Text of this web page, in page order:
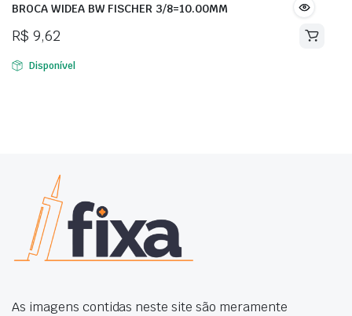
BROCA WIDEA BW FISCHER 3/8=10.00MM
R$ 9,62
Disponível
As imagens contidas neste site são meramente